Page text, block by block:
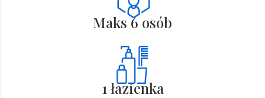
Maks 6 osób
1 łazienka